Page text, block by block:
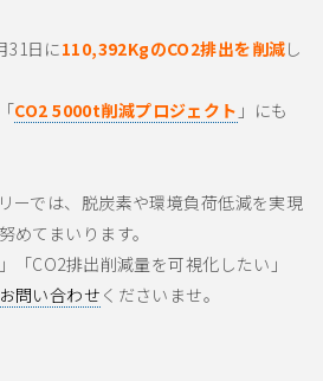
31日に110,392KgのCO2排出を削減し
CO2 5000t削減プロジェクト 」にも
ーでは、脱炭素や環境負荷低減を実現
めてまいります。
「CO2排出削減量を可視化したい」
お問い合わせ くださいませ。